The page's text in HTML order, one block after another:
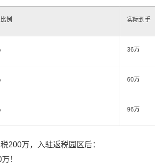
例 实际到手
36万
60万
96万
200万，入驻返税园区后：
！